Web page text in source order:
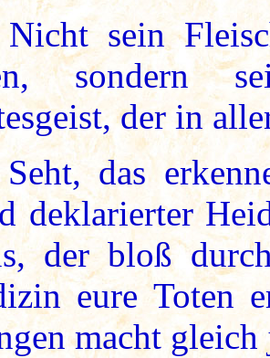
Nicht sein
sondern
der in
Seht, das
deklarierter
der bloß
eure Toten
macht